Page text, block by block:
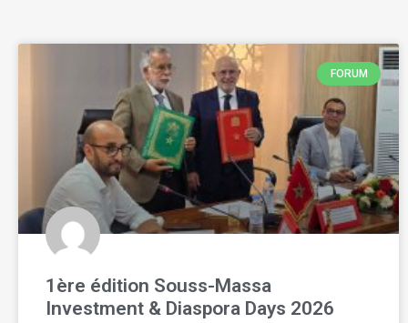
FORUM
1ère édition Souss-Massa
Investment & Diaspora Days 2026